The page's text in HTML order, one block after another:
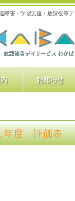
障害・学習支援・放課後等デ
お知らせ
年度 評価表